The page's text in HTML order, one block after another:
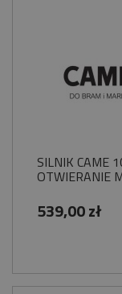
SILNIK CAME
OTWIERANIE
539,00 zł